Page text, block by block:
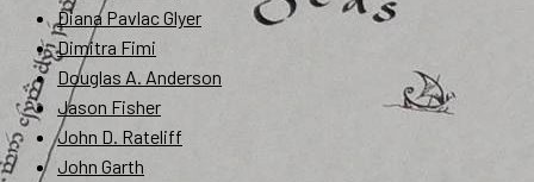
Diana Pavlac Glyer
Dimitra Fimi
Douglas A. Anderson
Jason Fisher
John D. Rateliff
John Garth